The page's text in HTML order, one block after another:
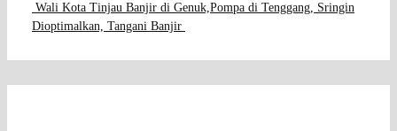
Wali Kota Tinjau Banjir di Genuk,Pompa di Tenggang, Sringin
Dioptimalkan, Tangani Banjir